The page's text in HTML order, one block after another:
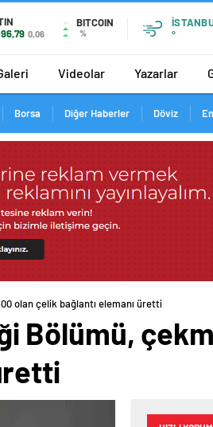
0,06
BITCOIN
%
°
Videolar Yazarlar
Borsa Diğer Haberler Döviz
olan çelik bağlantı elemanı üretti
Bölümü,